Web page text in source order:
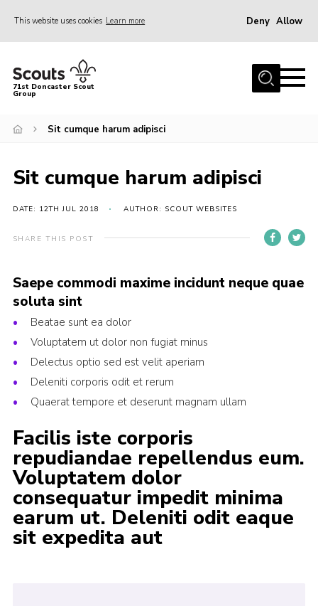
This website uses cookies Learn more Deny Allow
Home
About Us
Join
Events
Gallery
Contact
Youth Programme
Cookies
Join
71st Doncaster Scout
Group
Sit cumque harum adipisci
Sit cumque harum adipisci
DATE: 12TH JUL 2018 AUTHOR: SCOUT WEBSITES
SHARE THIS POST
Saepe commodi maxime incidunt neque quae
soluta sint
Beatae sunt ea dolor
Voluptatem ut dolor non fugiat minus
Delectus optio sed est velit aperiam
Deleniti corporis odit et rerum
Quaerat tempore et deserunt magnam ullam
Facilis iste corporis
repudiandae repellendus eum.
Voluptatem dolor
consequatur impedit minima
earum ut. Deleniti odit eaque
sit expedita aut